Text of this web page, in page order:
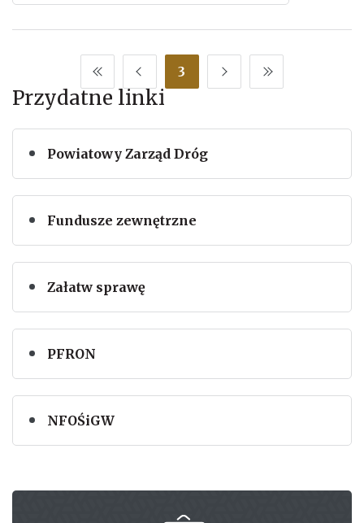
Przydatne linki
Powiatowy Zarząd Dróg
Fundusze zewnętrzne
Załatw sprawę
PFRON
NFOŚiGW
3